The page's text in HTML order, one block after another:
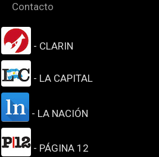
Contacto
- CLARIN
- LA CAPITAL
- LA NACIÓN
- PÁGINA 12